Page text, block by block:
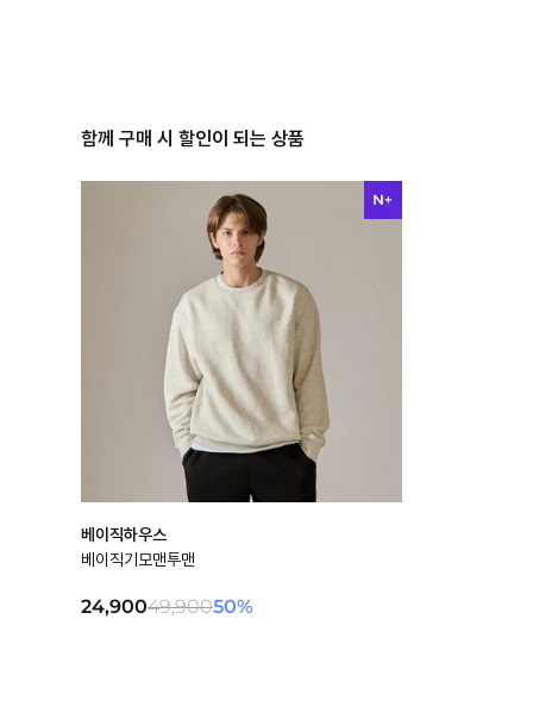
함께 구매 시 할인이 되는 상품
베이직하우스
베이직기모맨투맨
24,90049,90050%